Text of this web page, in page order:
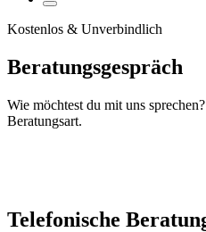
Kostenlos & Unverbindlich
Beratungsgespräch
Wie möchtest du mit uns
Beratungsart.
Telefonische